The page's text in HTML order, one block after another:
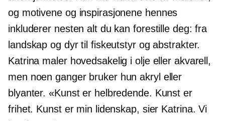
og motivene og inspirasjonene hennes
inkluderer nesten alt du kan forestille deg: fra
landskap og dyr til fiskeutstyr og abstrakter.
Katrina maler hovedsakelig i olje eller akvarell,
men noen ganger bruker hun akryl eller
blyanter. «Kunst er helbredende. Kunst er
frihet. Kunst er min lidenskap, sier Katrina. Vi